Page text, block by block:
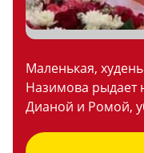
Маленькая,
Назимова рыдает
Дианой и Ромой,